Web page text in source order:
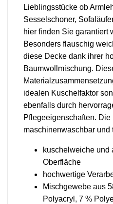
Lieblingsstücke ob
Sesselschoner,
hier finden Sie garantiert
Besonders flauschig
diese Decke dank ihrer
Baumwollmischung.
idealen Kuschelfaktor
ebenfalls durch
Pflegeeigenschaften. Die
maschinenwaschbar und
kuschelweiche und
Oberfläche
hochwertige
Mischgewebe aus
Polyacryl, 7 %